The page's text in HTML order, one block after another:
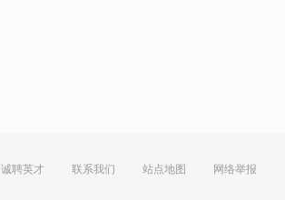
诚聘英才 联系我们 站点地图 网络举报